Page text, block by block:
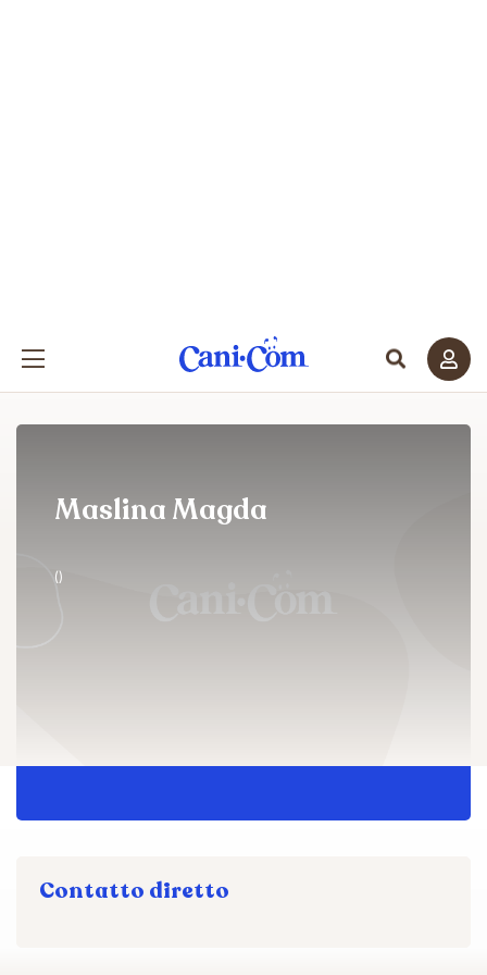
Maslina Magda
()
Contatto diretto